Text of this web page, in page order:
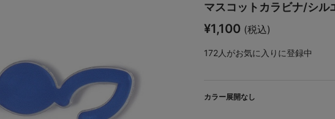
マスコットカラビナ/シル
¥1,100 (税込)
172人がお気に入りに登録中
カラー展開なし